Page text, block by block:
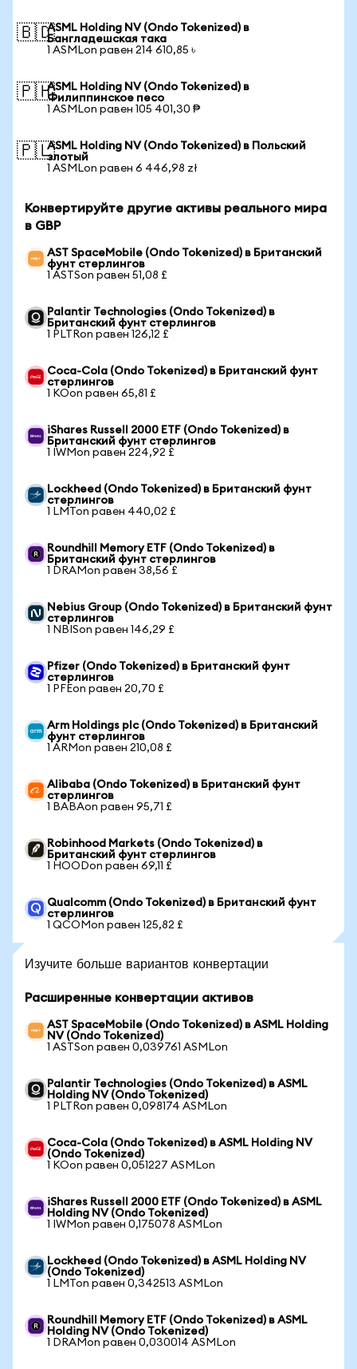
🇧🇩ASML Holding NV (Ondo Tokenized) в
Бангладешская така
1 ASMLon равен 214 610,85 ৳
🇵🇭ASML Holding NV (Ondo Tokenized) в
Филиппинское песо
1 ASMLon равен 105 401,30 ₱
🇵🇱ASML Holding NV (Ondo Tokenized) в Польский
злотый
1 ASMLon равен 6 446,98 zł
Конвертируйте другие активы реального мира
в GBP
AST SpaceMobile (Ondo Tokenized) в Британский
фунт стерлингов
1 ASTSon равен 51,08 £
Palantir Technologies (Ondo Tokenized) в
Британский фунт стерлингов
1 PLTRon равен 126,12 £
Coca-Cola (Ondo Tokenized) в Британский фунт
стерлингов
1 KOon равен 65,81 £
iShares Russell 2000 ETF (Ondo Tokenized) в
Британский фунт стерлингов
1 IWMon равен 224,92 £
Lockheed (Ondo Tokenized) в Британский фунт
стерлингов
1 LMTon равен 440,02 £
Roundhill Memory ETF (Ondo Tokenized) в
Британский фунт стерлингов
1 DRAMon равен 38,56 £
Nebius Group (Ondo Tokenized) в Британский фунт
стерлингов
1 NBISon равен 146,29 £
Pfizer (Ondo Tokenized) в Британский фунт
стерлингов
1 PFEon равен 20,70 £
Arm Holdings plc (Ondo Tokenized) в Британский
фунт стерлингов
1 ARMon равен 210,08 £
Alibaba (Ondo Tokenized) в Британский фунт
стерлингов
1 BABAon равен 95,71 £
Robinhood Markets (Ondo Tokenized) в
Британский фунт стерлингов
1 HOODon равен 69,11 £
Qualcomm (Ondo Tokenized) в Британский фунт
стерлингов
1 QCOMon равен 125,82 £
Изучите больше вариантов конвертации
Расширенные конвертации активов
AST SpaceMobile (Ondo Tokenized) в ASML Holding
NV (Ondo Tokenized)
1 ASTSon равен 0,039761 ASMLon
Palantir Technologies (Ondo Tokenized) в ASML
Holding NV (Ondo Tokenized)
1 PLTRon равен 0,098174 ASMLon
Coca-Cola (Ondo Tokenized) в ASML Holding NV
(Ondo Tokenized)
1 KOon равен 0,051227 ASMLon
iShares Russell 2000 ETF (Ondo Tokenized) в ASML
Holding NV (Ondo Tokenized)
1 IWMon равен 0,175078 ASMLon
Lockheed (Ondo Tokenized) в ASML Holding NV
(Ondo Tokenized)
1 LMTon равен 0,342513 ASMLon
Roundhill Memory ETF (Ondo Tokenized) в ASML
Holding NV (Ondo Tokenized)
1 DRAMon равен 0,030014 ASMLon